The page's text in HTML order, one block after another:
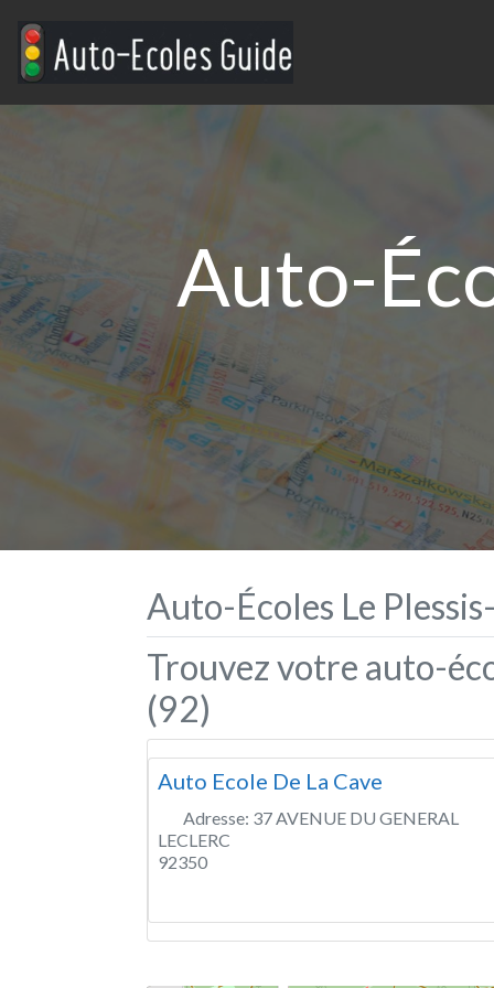
Auto-
Auto-Écoles Le
Trouvez votre auto-
(92)
Auto Ecole De La Cave
Adresse: 37 AVENUE DU GENERAL
LECLERC
92350